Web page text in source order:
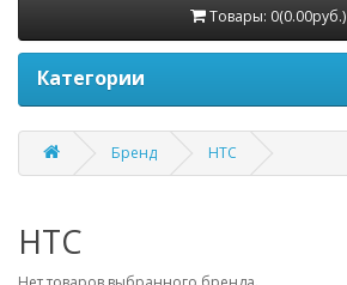
Товары: 0(0.00руб.)
Категории
Бренд HTC
HTC